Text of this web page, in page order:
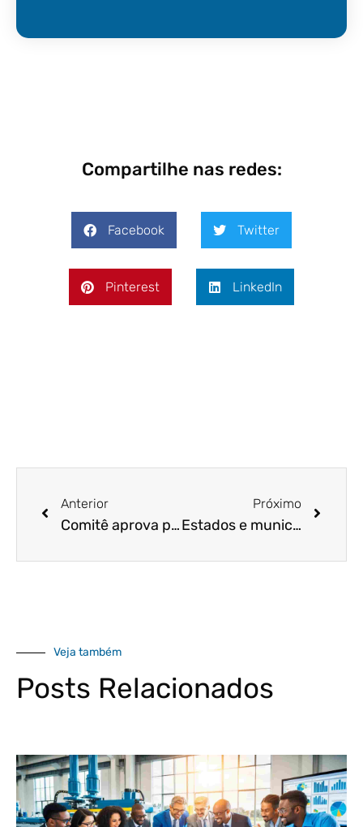
Compartilhe nas redes:
Facebook Twitter
Pinterest LinkedIn
Anterior
Comitê aprova prorrogação do pagamento de tributos do Simples Nacional por seis meses
Próximo
Estados e municípios suspendem parcelas do ICMS e ISS do Simples Nacional
Veja também
Posts Relacionados